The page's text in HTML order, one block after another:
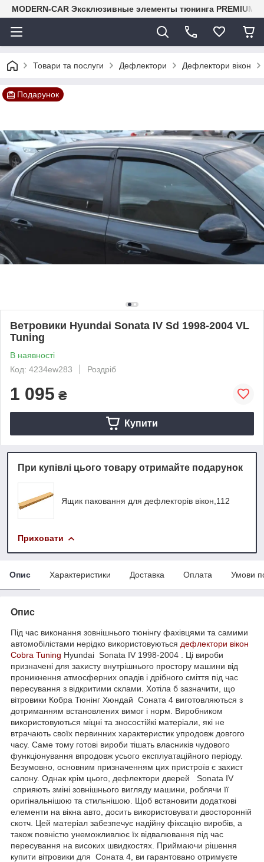
MODERN-CAR Эксклюзивные элементы тюнинга PREMIUM-
Товари та послуги Дефлектори Дефлектори вікон
Подарунок
Ветровики Hyundai Sonata IV Sd 1998-2004 VL
Tuning
В наявності
Код: 4234ew283
Роздріб
1 095 ₴
Купити
При купівлі цього товару отримайте подарунок
Ящик паковання для дефлекторів вікон,112
Приховати
Опис Характеристики Доставка Оплата Умови
Опис
Під час виконання зовнішнього тюнінгу фахівцями та самими
автомобілістами нерідко використовуються дефлектори вікон
Cobra Tuning Hyundai Sonata IV 1998-2004 . Ці вироби
призначені для захисту внутрішнього простору машини від
проникнення атмосферних опадів і дрібного сміття під час
пересування з відкритими склами. Хотіла б зазначити, що
вітровики Кобра Тюнінг Хюндай Соната 4 виготовляються з
дотриманням встановлених вимог і норм. Виробником
використовуються міцні та зносостійкі матеріали, які не
втрачають своїх первинних характеристик упродовж довгого
часу. Саме тому готові вироби тішать власників чудового
функціонування впродовж усього експлуатаційного періоду.
Безумовно, основним призначенням цих пристроїв є захист
салону. Однак крім цього, дефлектори дверей Sonata IV
сприяють зміні зовнішнього вигляду машини, роблячи її
оригінальнішою та стильнішою. Щоб встановити додаткові
елементи на вікна авто, досить використовувати двосторонній
скотч. Цей матеріал забезпечує надійну фіксацію виробів, а
також повністю унеможливлює їх відвалювання під час
пересування на високих швидкостях. Приймаючи рішення
купити вітровики для Соната 4, ви гарантовано отримуєте